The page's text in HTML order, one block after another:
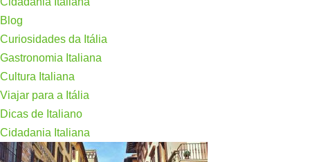
Blog
Curiosidades da Itália
Gastronomia Italiana
Cultura Italiana
Viajar para a Itália
Dicas de Italiano
Cidadania Italiana